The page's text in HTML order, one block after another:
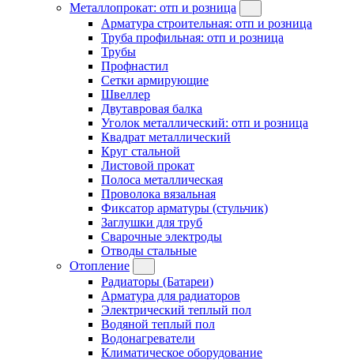
Металлопрокат: отп и розница
Арматура строительная: отп и розница
Труба профильная: отп и розница
Трубы
Профнастил
Сетки армирующие
Швеллер
Двутавровая балка
Уголок металлический: отп и розница
Квадрат металлический
Круг стальной
Листовой прокат
Полоса металлическая
Проволока вязальная
Фиксатор арматуры (стульчик)
Заглушки для труб
Сварочные электроды
Отводы стальные
Отопление
Радиаторы (Батареи)
Арматура для радиаторов
Электрический теплый пол
Водяной теплый пол
Водонагреватели
Климатическое оборудование